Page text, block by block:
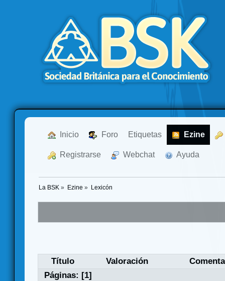
Inicio Foro Etiquetas Ezine
Registrarse Webchat Ayuda
La BSK » Ezine » Lexicón
Título Valoración
Páginas: [1]